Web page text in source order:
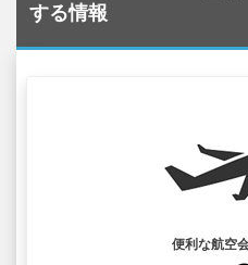
する情報
便利な航空